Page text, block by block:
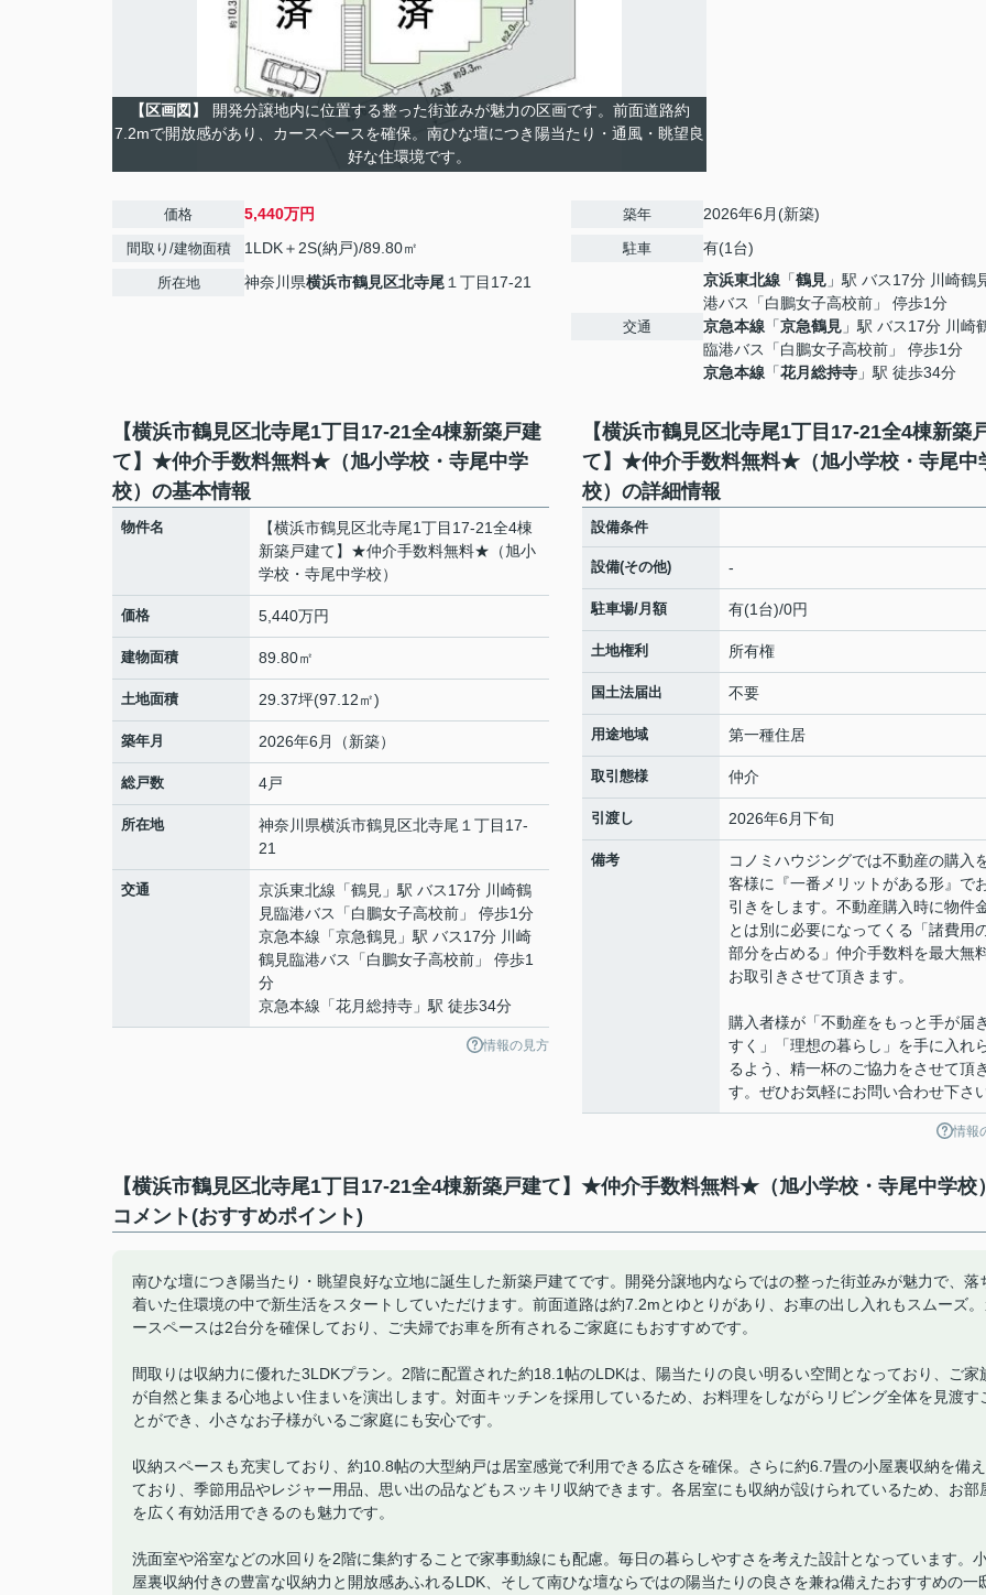
【区画図】
開発分譲地内に位置する整った街並みが魅力の区画です。前面道路約
7.2mで開放感があり、カースペースを確保。南ひな壇につき陽当たり・通風・眺望良
好な住環境です。
価格 5,440万円
間取り/建物面積 1LDK＋2S(納戸)/89.80㎡
所在地 神奈川県横浜市鶴見区北寺尾 １丁目17-21
築年 2026年6月(新築)
駐車 有(1台)
交通
京浜東北線 「鶴見 」駅 バス17分 川崎鶴
港バス「白鵬女子高校前」 停歩1分
京急本線 「京急鶴見 」駅 バス17分 川崎
臨港バス「白鵬女子高校前」 停歩1分
京急本線 「花月総持寺 」駅 徒歩34分
【横浜市鶴見区北寺尾1丁目17-21全4棟新築戸建
て】★仲介手数料無料★（旭小学校・寺尾中学
校）の基本情報
物件名
【横浜市鶴見区北寺尾1丁目17-21全4棟
新築戸建て】★仲介手数料無料★（旭小
学校・寺尾中学校）
価格 5,440万円
建物面積 89.80㎡
土地面積 29.37坪(97.12㎡)
築年月 2026年6月（新築）
総戸数 4戸
所在地 神奈川県横浜市鶴見区北寺尾 １丁目17-
21
交通 京浜東北線 「鶴見 」駅 バス17分 川崎鶴
見臨港バス「白鵬女子高校前」 停歩1分
京急本線 「京急鶴見 」駅 バス17分 川崎
鶴見臨港バス「白鵬女子高校前」 停歩1
分
京急本線 「花月総持寺 」駅 徒歩34分
情報の見方
【横浜市鶴見区北寺尾1丁目17-21全4棟新築
て】★仲介手数料無料★（旭小学校・寺尾中
校）の詳細情報
設備条件
設備(その他) -
駐車場/月額 有(1台)/0円
土地権利 所有権
国土法届出 不要
用途地域 第一種住居
取引態様 仲介
引渡し 2026年6月下旬
備考
コノミハウジングでは不動産の購入
客様に『一番メリットがある形』で
引きをします。不動産購入時に物件
とは別に必要になってくる「諸費用
部分を占める」仲介手数料を最大無
お取引きさせて頂きます。
購入者様が「不動産をもっと手が届
すく」「理想の暮らし」を手に入れ
るよう、精一杯のご協力をさせて頂
す。ぜひお気軽にお問い合わせ下さい
情報
【横浜市鶴見区北寺尾1丁目17-21全4棟新築戸建て】★仲介手数料無料★（旭小学校・寺尾中学校
コメント(おすすめポイント)
南ひな壇につき陽当たり・眺望良好な立地に誕生した新築戸建てです。開発分譲地内ならではの整った街並みが魅力で、落
着いた住環境の中で新生活をスタートしていただけます。前面道路は約7.2mとゆとりがあり、お車の出し入れもスムーズ。
ースペースは2台分を確保しており、ご夫婦でお車を所有されるご家庭にもおすすめです。
間取りは収納力に優れた3LDKプラン。2階に配置された約18.1帖のLDKは、陽当たりの良い明るい空間となっており、ご家
が自然と集まる心地よい住まいを演出します。対面キッチンを採用しているため、お料理をしながらリビング全体を見渡す
とができ、小さなお子様がいるご家庭にも安心です。
収納スペースも充実しており、約10.8帖の大型納戸は居室感覚で利用できる広さを確保。さらに約6.7畳の小屋裏収納を備え
ており、季節用品やレジャー用品、思い出の品などもスッキリ収納できます。各居室にも収納が設けられているため、お部
を広く有効活用できるのも魅力です。
洗面室や浴室などの水回りを2階に集約することで家事動線にも配慮。毎日の暮らしやすさを考えた設計となっています。
屋裏収納付きの豊富な収納力と開放感あふれるLDK、そして南ひな壇ならではの陽当たりの良さを兼ね備えたおすすめの一